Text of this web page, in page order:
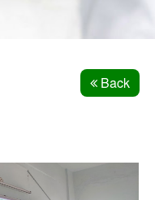
Back